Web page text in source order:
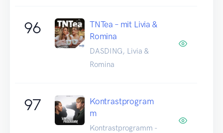
96
TNTea – mit Livia &
Romina
DASDING, Livia &
Romina
97
Kontrastprogram
m
Kontrastprogramm -